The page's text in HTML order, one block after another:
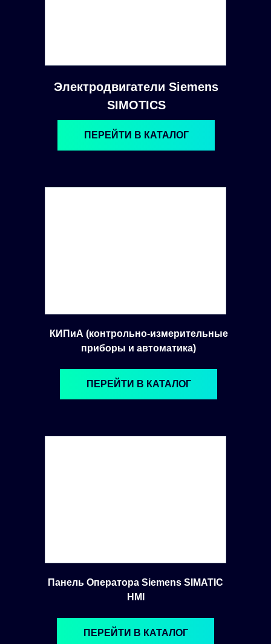
Электродвигатели Siemens
SIMOTICS
ПЕРЕЙТИ В КАТАЛОГ
КИПиА (контрольно-измерительные
приборы и автоматика)
Панель Оператора Siemens SIMATIC
HMI
ПЕРЕЙТИ В КАТАЛОГ
ПЕРЕЙТИ В КАТАЛОГ